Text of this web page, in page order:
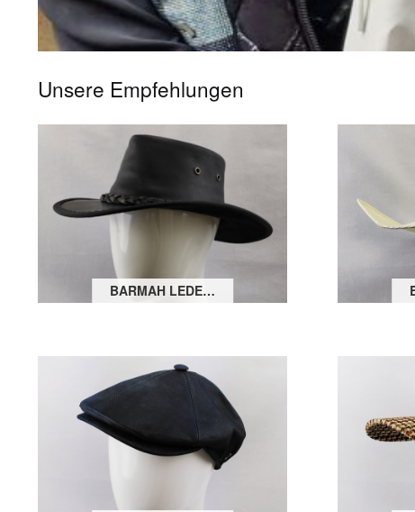
Unsere Empfehlungen
BARMAH LEDERHUT SQUASHY FULLGRAIN